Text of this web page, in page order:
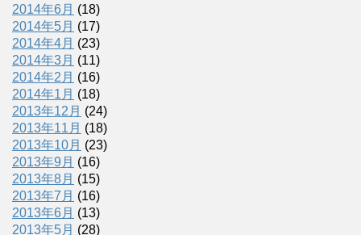
2014年6月 (18)
2014年5月 (17)
2014年4月 (23)
2014年3月 (11)
2014年2月 (16)
2014年1月 (18)
2013年12月 (24)
2013年11月 (18)
2013年10月 (23)
2013年9月 (16)
2013年8月 (15)
2013年7月 (16)
2013年6月 (13)
2013年5月 (28)